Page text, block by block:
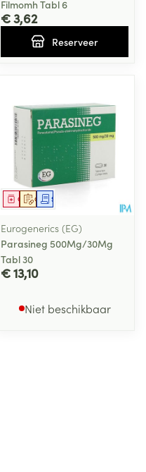
Filmomh Tabl 6
€ 3,62
Reserveer
Op voorschrift
GeneesmiddelSchriftelijke aanvraag
Eurogenerics (EG)
Parasineg 500Mg/30Mg
Tabl 30
€ 13,10
Niet beschikbaar